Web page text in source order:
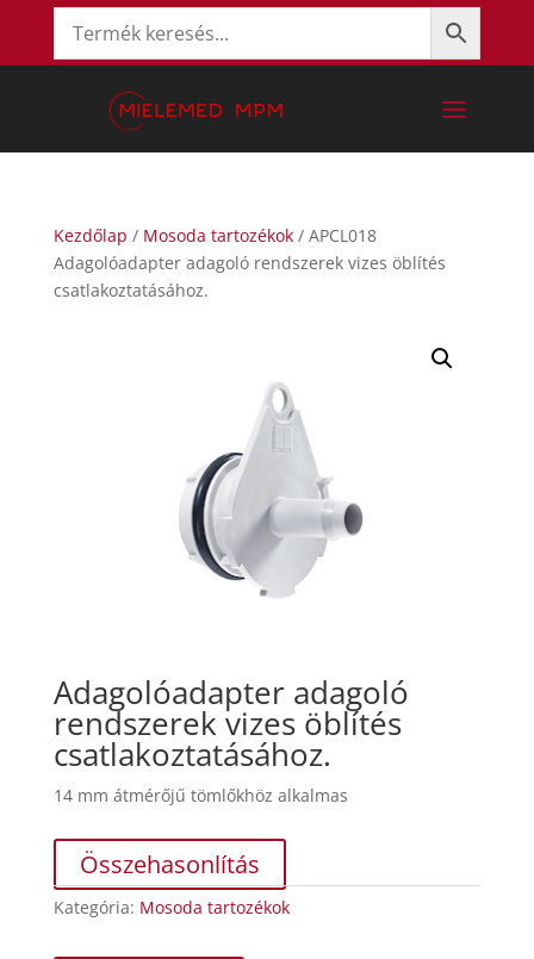
Kezdőlap / Mosoda tartozékok/ APCL018
Adagolóadapter adagoló rendszerek vizes öblítés
csatlakoztatásához.
Adagolóadapteradagoló
rendszerek vizes öblítés
csatlakoztatásához.
14 mm átmérőjű tömlőkhöz alkalmas
Összehasonlítás
Kategória: Mosoda tartozékok